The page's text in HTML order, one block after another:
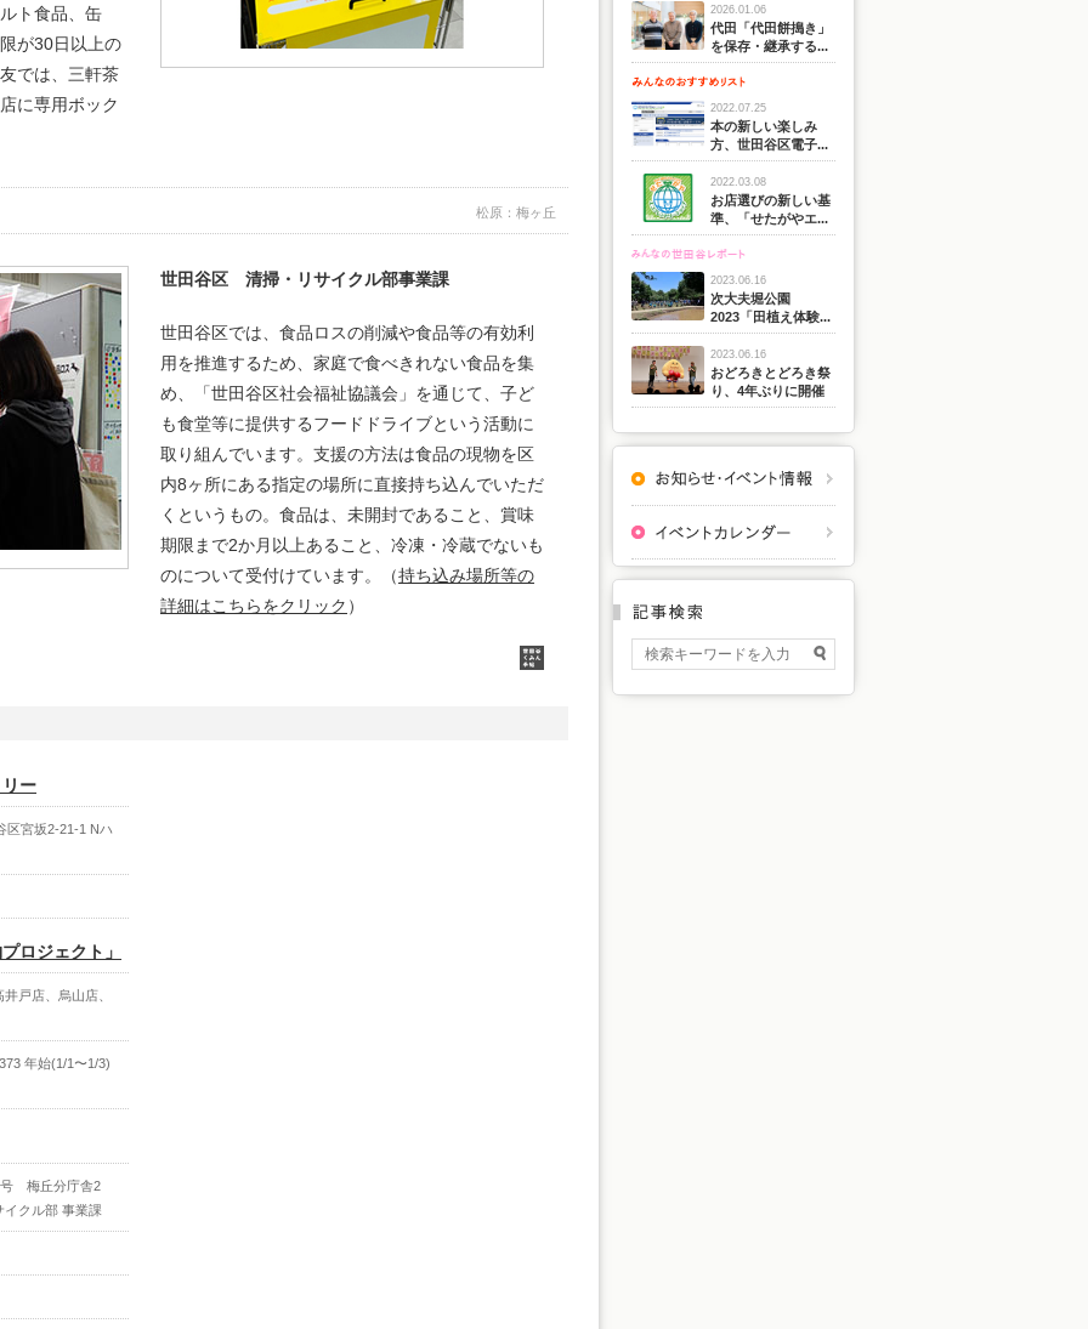
ト食品、缶
が30日以上の
では、三軒茶
に専用ボック
松原：梅ヶ丘
世田谷区 清掃・リサイクル部事業課
世田谷区では、食品ロスの削減や食品等の有効利
用を推進するため、家庭で食べきれない食品を集
め、「世田谷区社会福祉協議会」を通じて、子ど
も食堂等に提供するフードドライブという活動に
取り組んでいます。支援の方法は食品の現物を区
内8ヶ所にある指定の場所に直接持ち込んでいただ
くというもの。食品は、未開封であること、賞味
期限まで2か月以上あること、冷凍・冷蔵でないも
のについて受付けています。（持ち込み場所等の
詳細はこちらをクリック ）
ー
宮坂2-21-1 Nハ
ロジェクト」
戸店、烏山店、
年始(1/1〜1/3)
号 梅丘分庁舎2
クル部 事業課
2026.01.06
代田「代田餅搗き」
を保存・継承する...
2022.07.25
本の新しい楽しみ
方、世田谷区電子...
2022.03.08
お店選びの新しい基
準、「せたがやエ...
2023.06.16
次大夫堀公園
2023「田植え体験...
2023.06.16
おどろきとどろき祭
り、4年ぶりに開催